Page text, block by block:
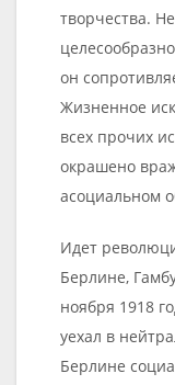
творчества.
он
Жизненное
всех прочих
окрашено
асоциальном
Идет
Берлине,
ноября 1918
уехал в
Берлине